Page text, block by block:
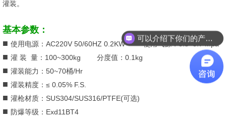
灌装。
基本参数：
■ 使用电源：AC220V 50/60HZ 0.2KW 使用气源：0.5~0.7 Mpa
■ 灌 装 量：100~300kg 分度值：0.1kg
■ 灌装能力：50~70桶/Hr
■ 灌装精度：≤ 0.05% F.S.
■ 灌枪材质：SUS304/SUS316/PTFE(可选)
■ 防爆等级：Exd11BT4
可以介绍下你们的产品么？